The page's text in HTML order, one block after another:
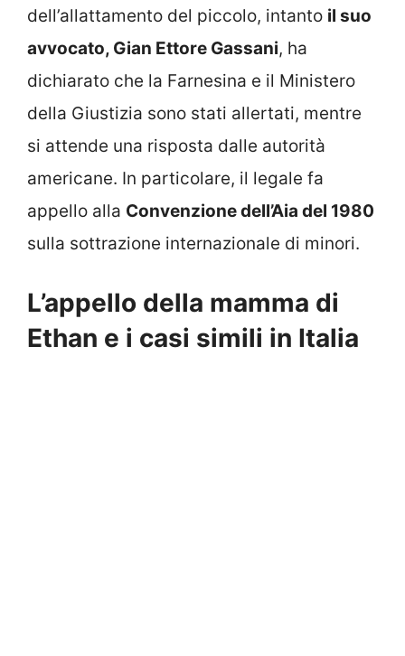
dell’allattamento del piccolo, intanto il suo
avvocato, Gian Ettore Gassani, ha
dichiarato che la Farnesina e il Ministero
della Giustizia sono stati allertati, mentre
si attende una risposta dalle autorità
americane. In particolare, il legale fa
appello alla Convenzione dell’Aia del 1980
sulla sottrazione internazionale di minori.
L’appello della mamma di
Ethan e i casi simili in Italia